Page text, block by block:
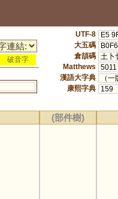
破音字
UTF-8
E5
大五碼
B0F6
倉頡碼
土卜
Matthews
5011
漢語大字典
（
康熙字典
159
(部件樹)